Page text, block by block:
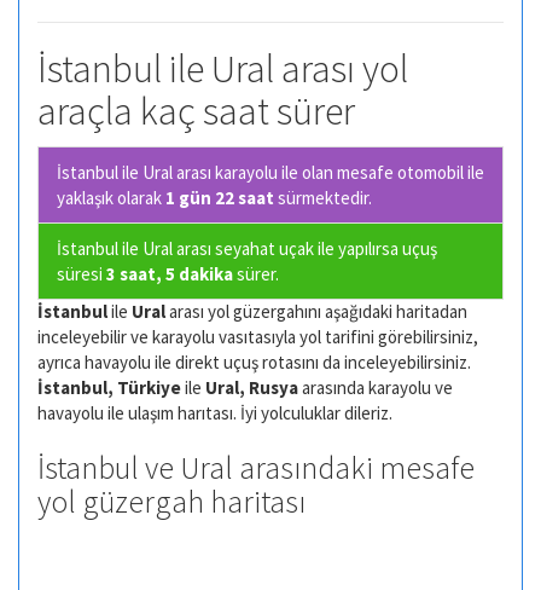
İstanbul ile Ural arası yol
araçla kaç saat sürer
İstanbul ile Ural arası karayolu ile olan mesafe otomobil ile
yaklaşık olarak 1 gün 22 saat sürmektedir.
İstanbul ile Ural arası seyahat uçak ile yapılırsa uçuş
süresi 3 saat, 5 dakikasürer.
İstanbulile Uralarası yol güzergahını aşağıdaki haritadan
inceleyebilir ve karayolu vasıtasıyla yol tarifini görebilirsiniz,
ayrıca havayolu ile direkt uçuş rotasını da inceleyebilirsiniz.
İstanbul, Türkiyeile Ural, Rusyaarasında karayolu ve
havayolu ile ulaşım harıtası. İyi yolculuklar dileriz.
İstanbul ve Ural arasındaki mesafe
yol güzergah haritası